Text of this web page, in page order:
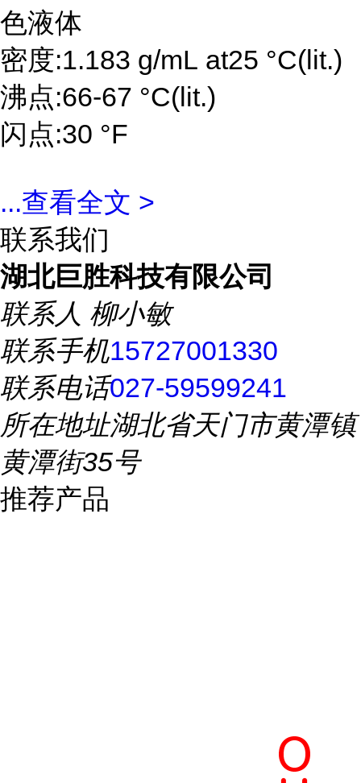
色液体
密度:1.183 g/mL at25 °C(lit.)
沸点:66-67 °C(lit.)
闪点:30 °F
...查看全文 >
联系我们
湖北巨胜科技有限公司
联系人 柳小敏
联系手机15727001330
联系电话027-59599241
所在地址湖北省天门市黄潭镇
黄潭街35号
推荐产品